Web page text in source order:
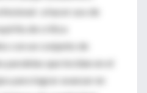
a hacer uso de
de crítica
con un conjunto de
que incidan en el
para lograr avanzar en